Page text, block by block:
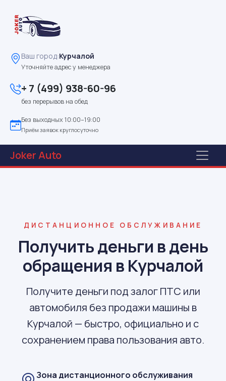
Ваш город:Курчалой
Уточняйте адрес у менеджера
+ 7 (499) 938-60-96
без перерывов на обед
Без выходных 10:00–19:00
Приём заявок круглосуточно
JokerAuto
ДИСТАНЦИОННОЕ ОБСЛУЖИВАНИЕ
Получить деньги в день
обращения в Курчалой
Получите деньги под залог ПТС или
автомобиля без продажи машины в
Курчалой — быстро, официально и с
сохранением права пользования авто.
Зона дистанционного обслуживания